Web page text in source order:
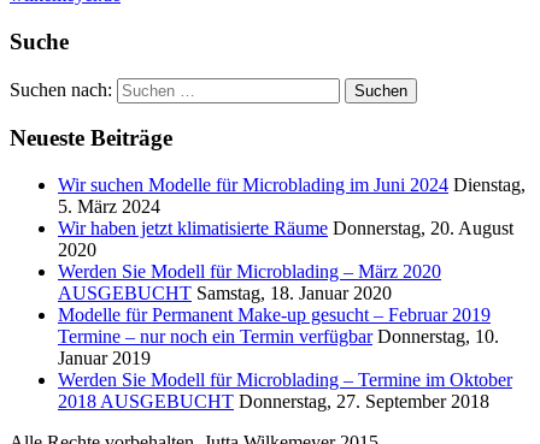
Suche
Suchen nach:
Neueste Beiträge
Wir suchen Modelle für Microblading im Juni 2024 Dienstag,
5. März 2024
Wir haben jetzt klimatisierte Räume Donnerstag, 20. August
2020
Werden Sie Modell für Microblading – März 2020
AUSGEBUCHT Samstag, 18. Januar 2020
Modelle für Permanent Make-up gesucht – Februar 2019
Termine – nur noch ein Termin verfügbar Donnerstag, 10.
Januar 2019
Werden Sie Modell für Microblading – Termine im Oktober
2018 AUSGEBUCHT Donnerstag, 27. September 2018